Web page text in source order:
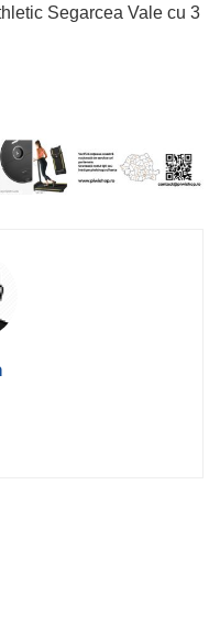
Segarcea Vale cu 3